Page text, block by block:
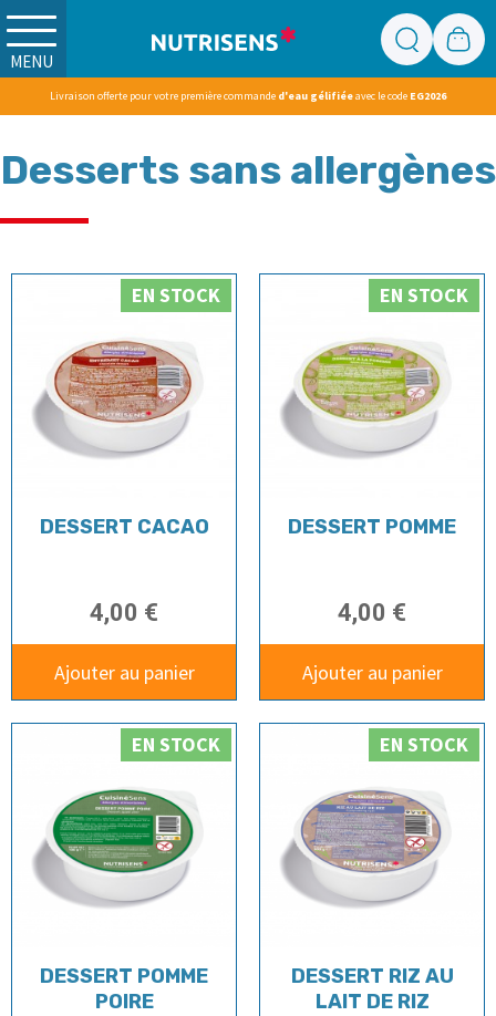
Livraison offerte pour votre première commande d'eau gélifiéeavec le code EG2026
MENU
Desserts sans allergènes
EN STOCK
DESSERT CACAO
4,00 €
Ajouter au panier
EN STOCK
DESSERT POMME
4,00 €
Ajouter au panier
EN STOCK
DESSERT POMME
POIRE
EN STOCK
DESSERT RIZ AU
LAIT DE RIZ